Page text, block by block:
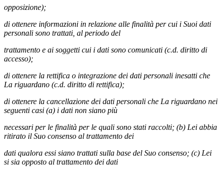
opposizione);
di ottenere informazioni in relazione alle finalità per cui i Suoi dati
personali sono trattati, al periodo del
trattamento e ai soggetti cui i dati sono comunicati (c.d. diritto di
accesso);
di ottenere la rettifica o integrazione dei dati personali inesatti che
La riguardano (c.d. diritto di rettifica);
di ottenere la cancellazione dei dati personali che La riguardano nei
seguenti casi (a) i dati non siano più
necessari per le finalità per le quali sono stati raccolti; (b) Lei abbia
ritirato il Suo consenso al trattamento dei
dati qualora essi siano trattati sulla base del Suo consenso; (c) Lei
si sia opposto al trattamento dei dati